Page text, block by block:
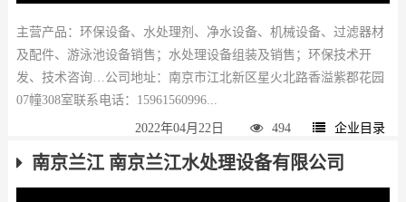
主营产品：环保设备、水处理剂、净水设备、机械设备、过滤器材
及配件、游泳池设备销售；水处理设备组装及销售；环保技术开
发、技术咨询…公司地址：南京市江北新区星火北路香溢紫郡花园
07幢308室联系电话：15961560996...
2022年04月22日 494 企业目录
南京兰江 南京兰江水处理设备有限公司